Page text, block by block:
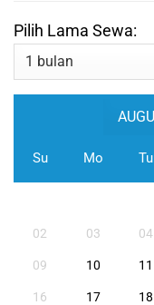
Pilih Lama Sewa:
Su Mo Tu
02 03 04
09 10 11
16 17 18